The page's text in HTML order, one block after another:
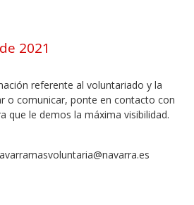
2021
referente al voluntariado y la
o comunicar, ponte en contacto con
que le demos la máxima visibilidad.